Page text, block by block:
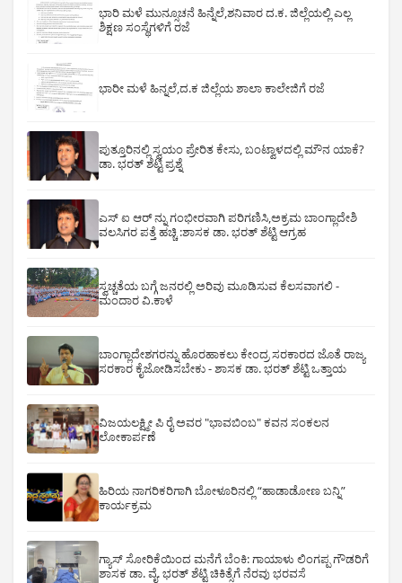
ಭಾರಿ ಮಳೆ ಮುನ್ಸೂಚನೆ ಹಿನ್ನೆಲೆ,ಶನಿವಾರ ದ.ಕ. ಜಿಲ್ಲೆಯಲ್ಲಿ ಎಲ್ಲ
ಶಿಕ್ಷಣ ಸಂಸ್ಥೆಗಳಿಗೆ ರಜೆ
ಭಾರೀ ಮಳೆ ಹಿನ್ನಲೆ,ದ.ಕ ಜಿಲ್ಲೆಯ ಶಾಲಾ ಕಾಲೇಜಿಗೆ ರಜೆ
ಪುತ್ತೂರಿನಲ್ಲಿ ಸ್ವಯಂ ಪ್ರೇರಿತ ಕೇಸು, ಬಂಟ್ವಾಳದಲ್ಲಿ ಮೌನ ಯಾಕೆ?
ಡಾ. ಭರತ್ ಶೆಟ್ಟಿ ಪ್ರಶ್ನೆ
ಎಸ್ ಐ ಆರ್ ನ್ನು ಗಂಭೀರವಾಗಿ ಪರಿಗಣಿಸಿ,ಅಕ್ರಮ ಬಾಂಗ್ಲಾದೇಶಿ
ವಲಸಿಗರ ಪತ್ತೆ ಹಚ್ಚಿ :ಶಾಸಕ ಡಾ. ಭರತ್ ಶೆಟ್ಟಿ ಆಗ್ರಹ
ಸ್ವಚ್ಚತೆಯ ಬಗ್ಗೆ ಜನರಲ್ಲಿ ಅರಿವು ಮೂಡಿಸುವ ಕೆಲಸವಾಗಲಿ -
ಮಂದಾರ ವಿ.ಕಾಳೆ
ಬಾಂಗ್ಲಾದೇಶಗರನ್ನು ಹೊರಹಾಕಲು ಕೇಂದ್ರ ಸರಕಾರದ ಜೊತೆ ರಾಜ್ಯ
ಸರಕಾರ ಕೈಜೋಡಿಸಬೇಕು - ಶಾಸಕ ಡಾ. ಭರತ್ ಶೆಟ್ಟಿ ಒತ್ತಾಯ
ವಿಜಯಲಕ್ಷ್ಮೀ ಪಿ ರೈ ಅವರ "ಭಾವಬಿಂಬ" ಕವನ ಸಂಕಲನ
ಲೋಕಾರ್ಪಣೆ
ಹಿರಿಯ ನಾಗರಿಕರಿಗಾಗಿ ಬೋಳೂರಿನಲ್ಲಿ “ಹಾಡಾಡೋಣ ಬನ್ನಿ”
ಕಾರ್ಯಕ್ರಮ
ಗ್ಯಾಸ್ ಸೋರಿಕೆಯಿಂದ ಮನೆಗೆ ಬೆಂಕಿ: ಗಾಯಾಳು ಲಿಂಗಪ್ಪ ಗೌಡರಿಗೆ
ಶಾಸಕ ಡಾ. ವೈ. ಭರತ್ ಶೆಟ್ಟಿ ಚಿಕಿತ್ಸೆಗೆ ನೆರವು ಭರವಸೆ